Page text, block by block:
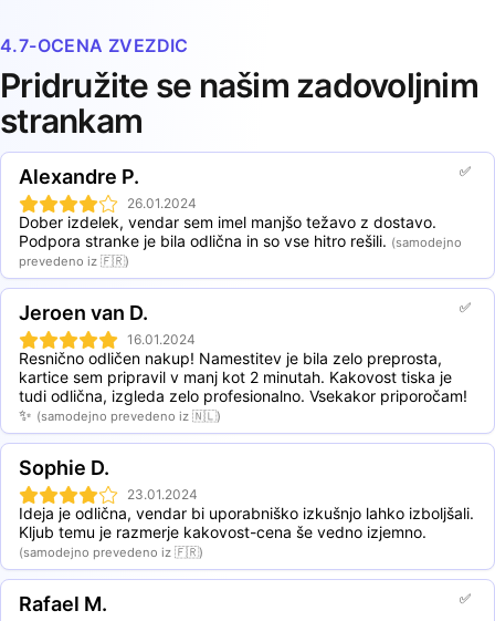
Čip je vgrajen v kartico in je tako zaščiten pred
umazanijo in vlago. Kartice NFC je mogoče priročno
shraniti tudi v denarnici.
2 Wooden NFC business cards: 19,5% popust
5 Wooden NFC business cards: 30,5% popust
10 Wooden NFC business cards: 41,5% popust
20 Wooden NFC business cards: 50,4% popust
50 Wooden NFC business cards: 56,2% popust
250 Wooden NFC business cards: 69,9% popust
500 Wooden NFC business cards: 73,1% popust
1000 Wooden NFC business cards: 74,4% popust
4.7-OCENA ZVEZDIC
Pridružite se našim zadovoljnim
strankam
✅
Alexandre P.
26.01.2024
Dober izdelek, vendar sem imel manjšo težavo z dostavo.
Podpora stranke je bila odlična in so vse hitro rešili. (samodejno
prevedeno iz 🇫🇷)
✅
Jeroen van D.
16.01.2024
Resnično odličen nakup! Namestitev je bila zelo preprosta,
kartice sem pripravil v manj kot 2 minutah. Kakovost tiska je
tudi odlična, izgleda zelo profesionalno. Vsekakor priporočam!
✨ (samodejno prevedeno iz 🇳🇱)
Sophie D.
23.01.2024
Ideja je odlična, vendar bi uporabniško izkušnjo lahko izboljšali.
Kljub temu je razmerje kakovost-cena še vedno izjemno.
(samodejno prevedeno iz 🇫🇷)
✅
Rafael M.